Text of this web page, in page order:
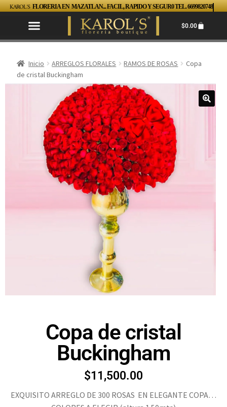
KAROL´S FLORERIA EN MAZATLAN... FACIL, RAPIDO Y SEGUR0 TEL. 6699820748
$0.00
Inicio ARREGLOS FLORALES RAMOS DE ROSAS
Copa
de cristal Buckingham
Copa de cristal
Buckingham
$11,500.00
EXQUISITO ARREGLO DE 300 ROSAS EN ELEGANTE COPA…